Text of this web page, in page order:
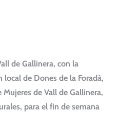
de Gallinera, con la
de Dones de la Foradà,
de Vall de Gallinera,
para el fin de semana